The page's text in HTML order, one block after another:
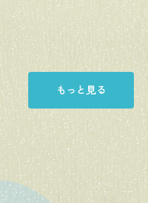
もっと見る